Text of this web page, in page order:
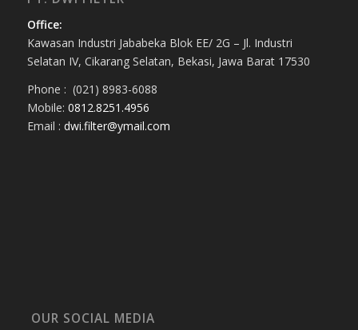
Office:
Kawasan Industri Jababeka Blok EE/ 2G – Jl. Industri
Selatan IV, Cikarang Selatan, Bekasi, Jawa Barat 17530
Phone : (021) 8983-6088
Mobile: 0812.8251.4956
Email : dwi.filter@ymail.com
OUR SOCIAL MEDIA